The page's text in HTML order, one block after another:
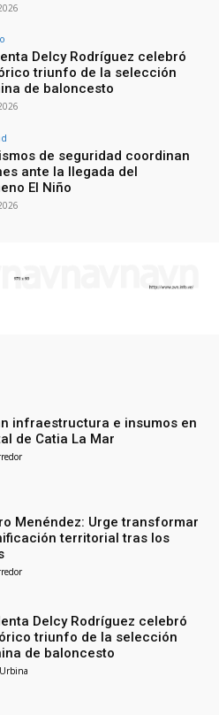
Delcy Rodríguez celebró
triunfo de la selección
de baloncesto
de seguridad coordinan
ante la llegada del
El Niño
infraestructura e insumos en
de Catia La Mar
Menéndez: Urge transformar
territorial tras los
Delcy Rodríguez celebró
triunfo de la selección
de baloncesto